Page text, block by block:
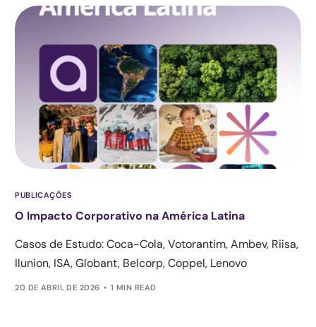
PUBLICAÇÕES
O Impacto Corporativo na América Latina
Casos de Estudo: Coca-Cola, Votorantim, Ambev, Riisa,
Ilunion, ISA, Globant, Belcorp, Coppel, Lenovo
20 DE ABRIL DE 2026 1 MIN READ